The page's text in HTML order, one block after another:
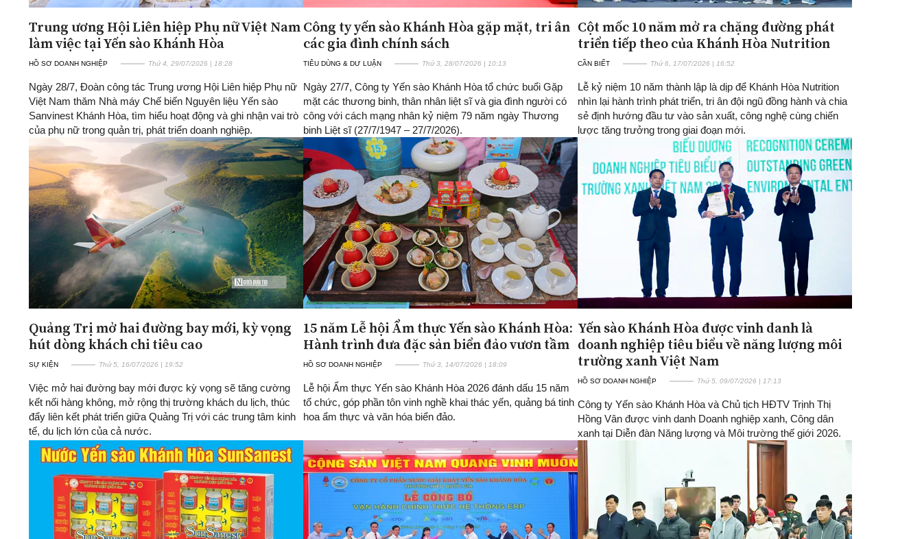
Đăng ký tin tức mới
Trung ương Hội Liên hiệp Phụ nữ Việt Nam
làm việc tại Yến sào Khánh Hòa
HỒ SƠ DOANH NGHIỆP Thứ 4, 29/07/2026 | 18:28
Ngày 28/7, Đoàn công tác Trung ương Hội Liên hiệp Phụ nữ
Việt Nam thăm Nhà máy Chế biến Nguyên liệu Yến sào
Sanvinest Khánh Hòa, tìm hiểu hoạt động và ghi nhận vai trò
của phụ nữ trong quản trị, phát triển doanh nghiệp.
Công ty yến sào Khánh Hòa gặp mặt, tri ân
các gia đình chính sách
TIÊU DÙNG & DƯ LUẬN Thứ 3, 28/07/2026 | 10:13
Ngày 27/7, Công ty Yến sào Khánh Hòa tổ chức buổi Gặp
mặt các thương binh, thân nhân liệt sĩ và gia đình người có
công với cách mạng nhân kỷ niệm 79 năm ngày Thương
binh Liệt sĩ (27/7/1947 – 27/7/2026).
Cột mốc 10 năm mở ra chặng đường phát
triển tiếp theo của Khánh Hòa Nutrition
CẦN BIẾT Thứ 6, 17/07/2026 | 16:52
Lễ kỷ niệm 10 năm thành lập là dịp để Khánh Hòa Nutrition
nhìn lại hành trình phát triển, tri ân đội ngũ đồng hành và chia
sẻ định hướng đầu tư vào sản xuất, công nghệ cùng chiến
lược tăng trưởng trong giai đoạn mới.
Quảng Trị mở hai đường bay mới, kỳ vọng
hút dòng khách chi tiêu cao
SỰ KIỆN Thứ 5, 16/07/2026 | 19:52
Việc mở hai đường bay mới được kỳ vọng sẽ tăng cường
kết nối hàng không, mở rộng thị trường khách du lịch, thúc
đẩy liên kết phát triển giữa Quảng Trị với các trung tâm kinh
tế, du lịch lớn của cả nước.
15 năm Lễ hội Ẩm thực Yến sào Khánh Hòa:
Hành trình đưa đặc sản biển đảo vươn tầm
HỒ SƠ DOANH NGHIỆP Thứ 3, 14/07/2026 | 18:09
Lễ hội Ẩm thực Yến sào Khánh Hòa 2026 đánh dấu 15 năm
tổ chức, góp phần tôn vinh nghề khai thác yến, quảng bá tinh
hoa ẩm thực và văn hóa biển đảo.
Yến sào Khánh Hòa được vinh danh là
doanh nghiệp tiêu biểu về năng lượng môi
trường xanh Việt Nam
HỒ SƠ DOANH NGHIỆP Thứ 5, 09/07/2026 | 17:13
Công ty Yến sào Khánh Hòa và Chủ tịch HĐTV Trịnh Thị
Hồng Vân được vinh danh Doanh nghiệp xanh, Công dân
xanh tại Diễn đàn Năng lượng và Môi trường thế giới 2026.